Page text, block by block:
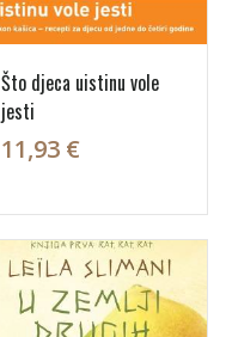
Što djeca uistinu vole
jesti
11,93 €